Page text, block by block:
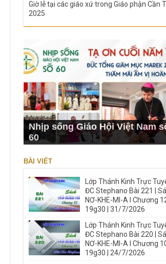
Giờ lễ tại các giáo xứ trong Giáo phận Cần
2025
Nhịp sống Giáo Hội Việt Nam
60
BÀI VIẾT
Lớp Thánh Kinh Trực
ĐC Stephano Bài 221 |
NƠ-KHE-MI-A I Chương 12
19g30 | 31/7/2026
Lớp Thánh Kinh Trực
ĐC Stephano Bài 220 |
NƠ-KHE-MI-A I Chương 10
19g30 | 24/7/2026